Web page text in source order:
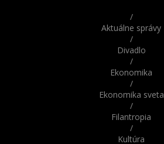
/
Aktuálne správy
/
Divadlo
/
Ekonomika
/
Ekonomika sveta
/
Filantropia
/
Kultúra